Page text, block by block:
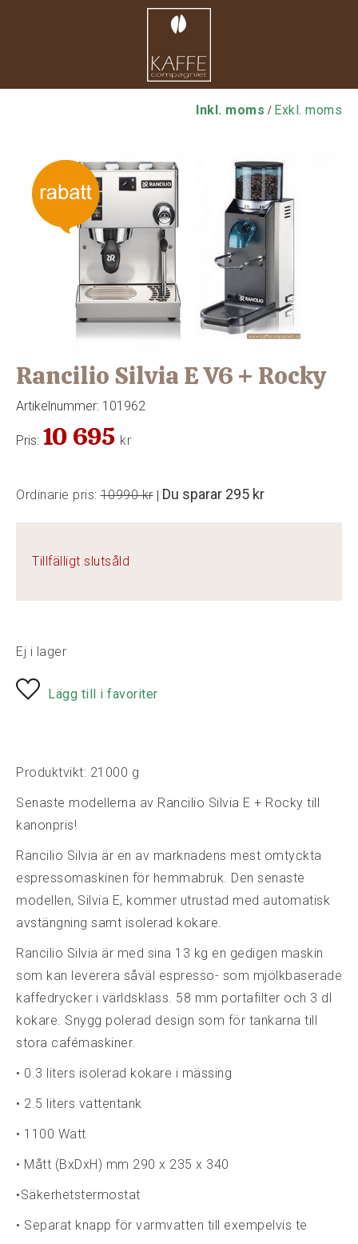
Inkl. moms / Exkl. moms
Rancilio Silvia E V6 + Rocky
Artikelnummer: 101962
Pris: 10 695 kr
Ordinarie pris: 10990 kr| Du sparar 295 kr
Tillfälligt slutsåld
Ej i lager
Lägg till i favoriter
Produktvikt: 21000 g
Senaste modellerna av Rancilio Silvia E + Rocky till
kanonpris!
Rancilio Silvia är en av marknadens mest omtyckta
espressomaskinen för hemmabruk. Den senaste
modellen, Silvia E, kommer utrustad med automatisk
avstängning samt isolerad kokare.
Rancilio Silvia är med sina 13 kg en gedigen maskin
som kan leverera såväl espresso- som mjölkbaserade
kaffedrycker i världsklass. 58 mm portafilter och 3 dl
kokare. Snygg polerad design som för tankarna till
stora cafémaskiner.
• 0.3 liters isolerad kokare i mässing
• 2.5 liters vattentank
• 1100 Watt
• Mått (BxDxH) mm 290 x 235 x 340
•Säkerhetstermostat
• Separat knapp för varmvatten till exempelvis te